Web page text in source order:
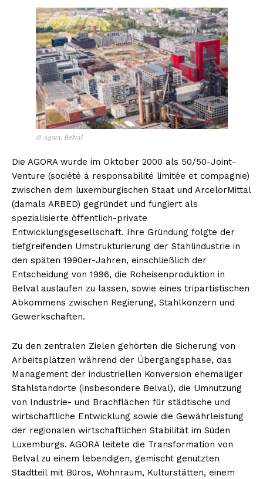
© Agora, Belval
Die AGORA wurde im Oktober 2000 als 50/50-Joint-
Venture (société à responsabilité limitée et compagnie)
zwischen dem luxemburgischen Staat und ArcelorMittal
(damals ARBED) gegründet und fungiert als
spezialisierte öffentlich-private
Entwicklungsgesellschaft. Ihre Gründung folgte der
tiefgreifenden Umstrukturierung der Stahlindustrie in
den späten 1990er-Jahren, einschließlich der
Entscheidung von 1996, die Roheisenproduktion in
Belval auslaufen zu lassen, sowie eines tripartistischen
Abkommens zwischen Regierung, Stahlkonzern und
Gewerkschaften.
Zu den zentralen Zielen gehörten die Sicherung von
Arbeitsplätzen während der Übergangsphase, das
Management der industriellen Konversion ehemaliger
Stahlstandorte (insbesondere Belval), die Umnutzung
von Industrie- und Brachflächen für städtische und
wirtschaftliche Entwicklung sowie die Gewährleistung
der regionalen wirtschaftlichen Stabilität im Süden
Luxemburgs. AGORA leitete die Transformation von
Belval zu einem lebendigen, gemischt genutzten
Stadtteil mit Büros, Wohnraum, Kulturstätten, einem